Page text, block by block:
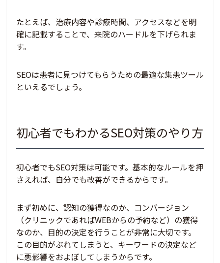
たとえば、治療内容や診療時間、アクセスなどを明
確に記載することで、来院のハードルを下げられま
す。
SEOは患者に見つけてもらうための最適な集患ツール
といえるでしょう。
初心者でもわかるSEO対策のやり方
初心者でもSEO対策は可能です。基本的なルールを押
さえれば、自分でも改善ができるからです。
まず初めに、認知の獲得なのか、コンバージョン
（クリニックであればWEBからの予約など）の獲得
なのか、目的の決定を行うことが非常に大切です。
この目的がぶれてしまうと、キーワードの決定など
に悪影響をおよぼしてしまうからです。